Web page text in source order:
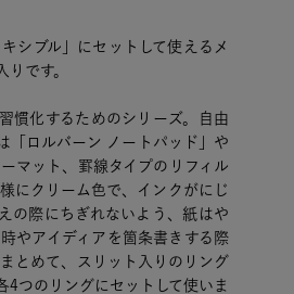
シブル」にセットして使えるメ
です。
慣化するためのシリーズ。自由
「ロルバーン ノートパッド」や
マット、罫線タイプのリフィル
にクリーム色で、インクがにじ
の際にちぎれないよう、紙はや
やアイディアを箇条書きする際
とめて、スリット入りのリング
つのリングにセットして使いま